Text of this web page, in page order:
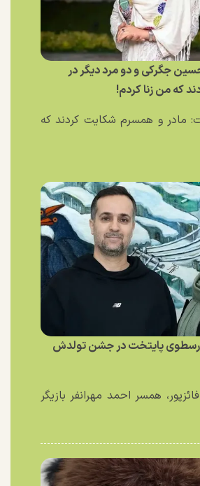
جگرکی و دو مرد دیگر در
که من زنا کردم!
مادر و همسرم شکایت کردند که
پایتخت در جشن تولدش
همسر احمد مهرانفر بازیگر